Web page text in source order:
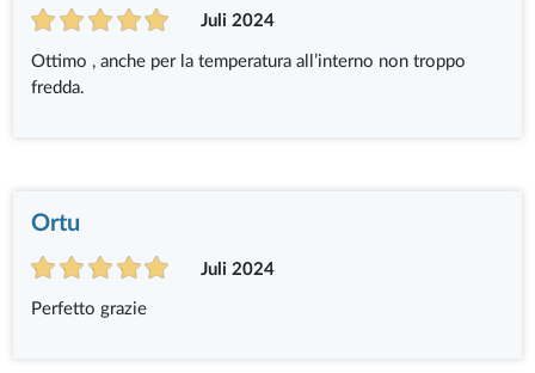
Juli 2024
Ottimo , anche per la temperatura all’interno non troppo
fredda.
Ortu
Juli 2024
Perfetto grazie